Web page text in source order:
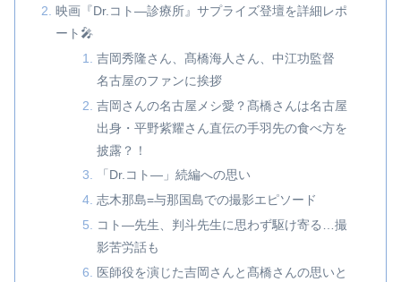
映画『Dr.コト―診療所』サプライズ登壇を詳細レポ
ート🎤
吉岡秀隆さん、髙橋海人さん、中江功監督
名古屋のファンに挨拶
吉岡さんの名古屋メシ愛？髙橋さんは名古屋
出身・平野紫耀さん直伝の手羽先の食べ方を
披露？！
「Dr.コト―」続編への思い
志木那島=与那国島での撮影エピソード
コト―先生、判斗先生に思わず駆け寄る…撮
影苦労話も
医師役を演じた吉岡さんと髙橋さんの思いと